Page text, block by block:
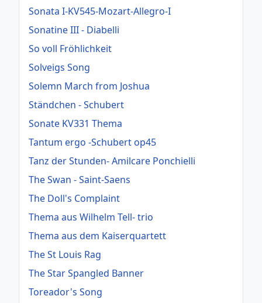
Sonata I-KV545-Mozart-Allegro-I
Sonatine III - Diabelli
So voll Fröhlichkeit
Solveigs Song
Solemn March from Joshua
Ständchen - Schubert
Sonate KV331 Thema
Tantum ergo -Schubert op45
Tanz der Stunden- Amilcare Ponchielli
The Swan - Saint-Saens
The Doll's Complaint
Thema aus Wilhelm Tell- trio
Thema aus dem Kaiserquartett
The St Louis Rag
The Star Spangled Banner
Toreador's Song